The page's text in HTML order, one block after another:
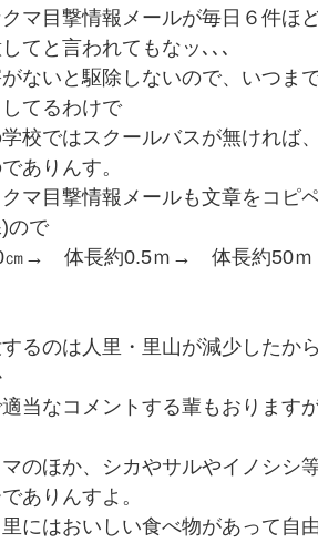
マ目撃情報メールが毎日６件ほ
てと言われてもなッ､､､
がないと駆除しないので、いつま
てるわけで
校ではスクールバスが無ければ
ありんす。
マ目撃情報メールも文章をコピ
ので
㎝→ 体長約0.5ｍ→ 体長約50ｍ
るのは人里・里山が減少したか
当なコメントする輩もおります
のほか、シカやサルやイノシシ
ありんすよ。
にはおいしい食べ物があって自